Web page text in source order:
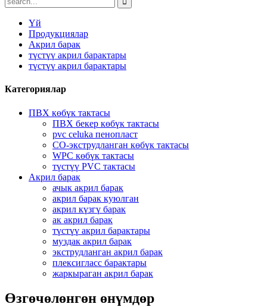
Үй
Продукциялар
Акрил барак
түстүү акрил барактары
түстүү акрил барактары
Категориялар
ПВХ көбүк тактасы
ПВХ бекер көбүк тактасы
pvc celuka пенопласт
CO-экструдланган көбүк тактасы
WPC көбүк тактасы
түстүү PVC тактасы
Акрил барак
ачык акрил барак
акрил барак куюлган
акрил күзгү барак
ак акрил барак
түстүү акрил барактары
муздак акрил барак
экструдланган акрил барак
плексигласс барактары
жаркыраган акрил барак
Өзгөчөлөнгөн өнүмдөр